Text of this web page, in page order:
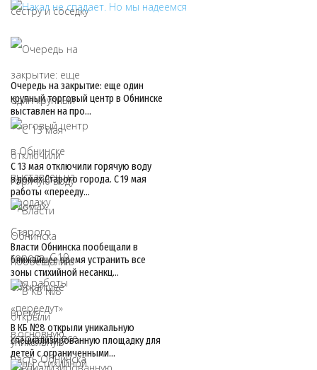
Очередь на закрытие: еще один
крупный торговый центр в Обнинске
выставлен на про…
С 13 мая отключили горячую воду
в домах Старого города. С 19 мая
работы «перееду…
Власти Обнинска пообещали в
ближайшее время устранить все
зоны стихийной несанкц…
В КБ №8 открыли уникальную
специализированную площадку для
детей с ограниченными…